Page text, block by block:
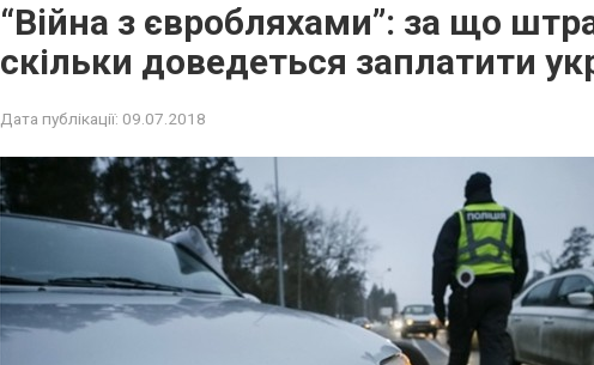
“Вiйнa з євробляхами”: за що
скільки доведеться заплатити
Дата публікації: 09.07.2018